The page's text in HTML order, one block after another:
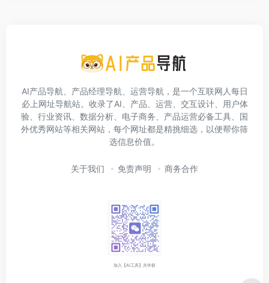
AI产品导航、产品经理导航、运营导航，是一个互联网人每日
必上网址导航站。收录了AI、产品、运营、交互设计、用户体
验、行业资讯、数据分析、电子商务、产品运营必备工具、国
外优秀网站等相关网站，每个网址都是精挑细选，以便帮你筛
选信息价值。
关于我们 免责声明 商务合作
加入【AI工具】共学群